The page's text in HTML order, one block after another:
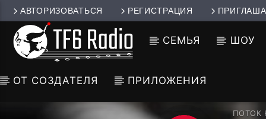
АВТОРИЗОВАТЬСЯ РЕГИСТРАЦИЯ
СЕМЬЯ ШОУ
ОТ СОЗДАТЕЛЯ ПРИЛОЖЕНИЯ
ПОТОК